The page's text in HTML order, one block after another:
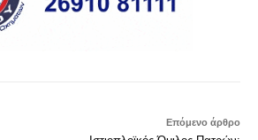
Επόμενο άρθρο